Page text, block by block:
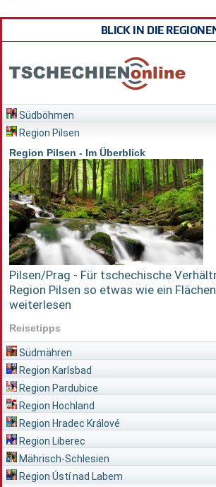
BLICK IN DIE
Südböhmen
Region Pilsen
Region Pilsen - Im Überblick
Pilsen/Prag - Für tschechische
Region Pilsen so etwas wie ein
weiterlesen
Reisetipps
Südmähren
Region Karlsbad
Region Pardubice
Region Hochland
Region Hradec Králové
Region Liberec
Mährisch-Schlesien
Region Ústí nad Labem